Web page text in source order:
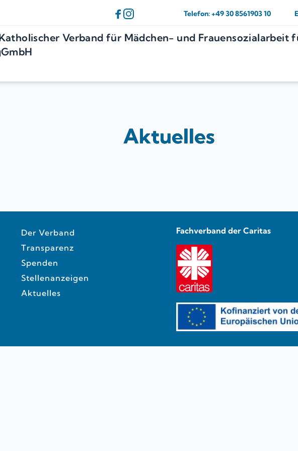
Telefon: +49 30 8561903 10
Verband für Mädchen- und Frauensozialarbeit
Aktuelles
Der Verband
Transparenz
Spenden
Stellenanzeigen
Aktuelles
Fachverband der Caritas